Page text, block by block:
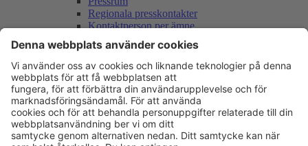
Regionala presskontakter
Kontaktperson per ämne
Vår logotyp
International partner information
Mässor & mötesplatser
Remissyttranden
Remissyttranden 2026
Remissyttranden 2025
Remissyttranden 2024
Remissyttranden 2023
Remissyttranden 2022